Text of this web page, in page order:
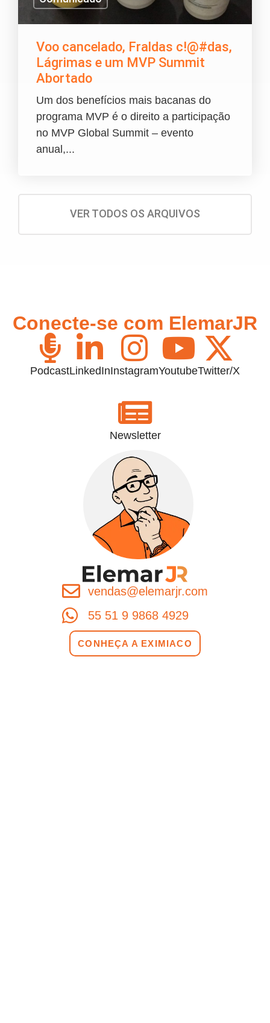
Voo cancelado, Fraldas c!@#das,
Lágrimas e um MVP Summit
Abortado
Um dos benefícios mais bacanas do
programa MVP é o direito a participação
no MVP Global Summit – evento
anual,...
VER TODOS OS ARQUIVOS
Conecte-se com ElemarJR
PodcastLinkedInInstagramYoutubeTwitter/X
Newsletter
vendas@elemarjr.com
55 51 9 9868 4929
CONHEÇA A EXIMIACO